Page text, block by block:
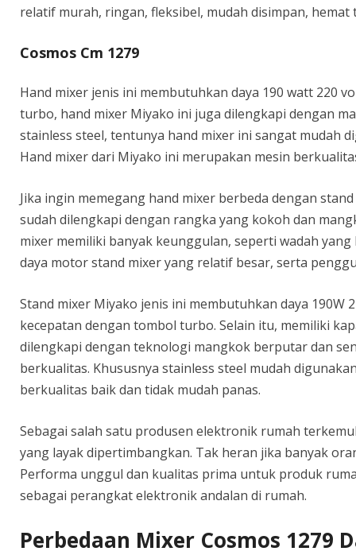
relatif murah, ringan, fleksibel, mudah disimpan,
Cosmos Cm 1279
Hand mixer jenis ini membutuhkan daya 190 watt 220
turbo, hand mixer Miyako ini juga dilengkapi dengan
stainless steel, tentunya hand mixer ini sangat mudah
Hand mixer dari Miyako ini merupakan mesin
Jika ingin memegang hand mixer berbeda dengan
sudah dilengkapi dengan rangka yang kokoh dan
mixer memiliki banyak keunggulan, seperti wadah
daya motor stand mixer yang relatif besar, serta
Stand mixer Miyako jenis ini membutuhkan daya 190W
kecepatan dengan tombol turbo. Selain itu, memiliki
dilengkapi dengan teknologi mangkok berputar dan
berkualitas. Khususnya stainless steel mudah
berkualitas baik dan tidak mudah panas.
Sebagai salah satu produsen elektronik rumah
yang layak dipertimbangkan. Tak heran jika banyak
Performa unggul dan kualitas prima untuk produk
sebagai perangkat elektronik andalan di rumah.
Perbedaan Mixer Cosmos 1279